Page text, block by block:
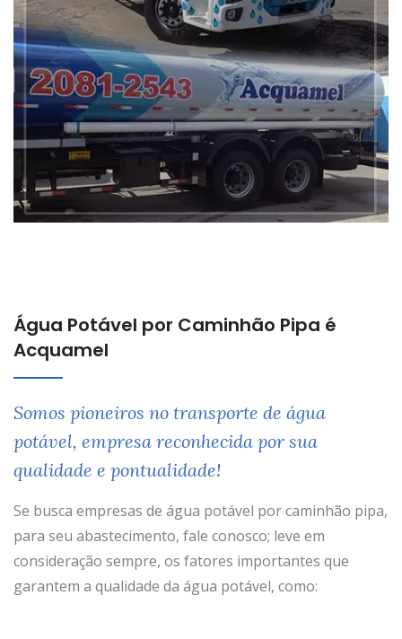
Água Potável por Caminhão Pipa é
Acquamel
Somos pioneiros no transporte de água
potável, empresa reconhecida por sua
qualidade e pontualidade!
Se busca empresas de água potável por caminhão pipa,
para seu abastecimento, fale conosco; leve em
consideração sempre, os fatores importantes que
garantem a qualidade da água potável, como: